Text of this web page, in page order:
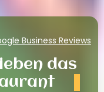
Business Reviews
das